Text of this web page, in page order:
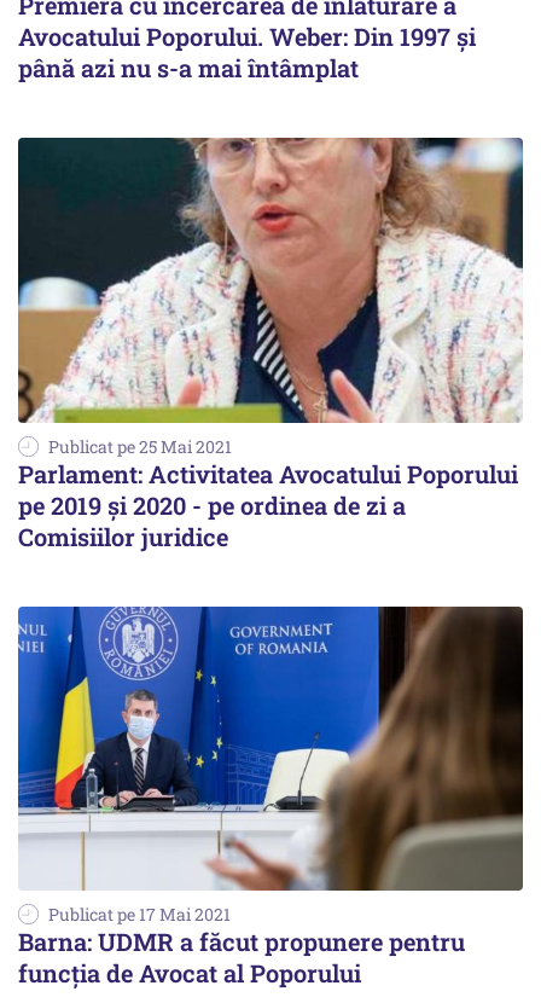
Avocatului Poporului. Weber: Din 1997 și
până azi nu s-a mai întâmplat
Publicat pe 25 Mai 2021
Parlament: Activitatea Avocatului Poporului
pe 2019 şi 2020 - pe ordinea de zi a
Comisiilor juridice
Publicat pe 17 Mai 2021
Barna: UDMR a făcut propunere pentru
funcția de Avocat al Poporului